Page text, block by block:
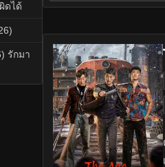
ดได้
รักมา